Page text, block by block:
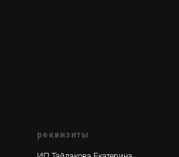
реквизиты